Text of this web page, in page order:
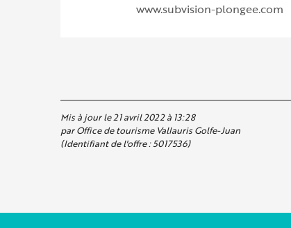
www.subvision-plongee.com
Mis à jour le 21 avril 2022 à 13:28
par Office de tourisme Vallauris Golfe-Juan
(Identifiant de l'offre :5017536)